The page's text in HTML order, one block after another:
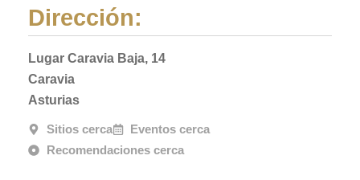
Dirección:
Lugar Caravia Baja, 14
Caravia
Asturias
Sitios cerca
Eventos cerca
Recomendaciones cerca